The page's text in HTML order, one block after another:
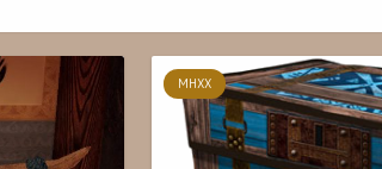
MHXX